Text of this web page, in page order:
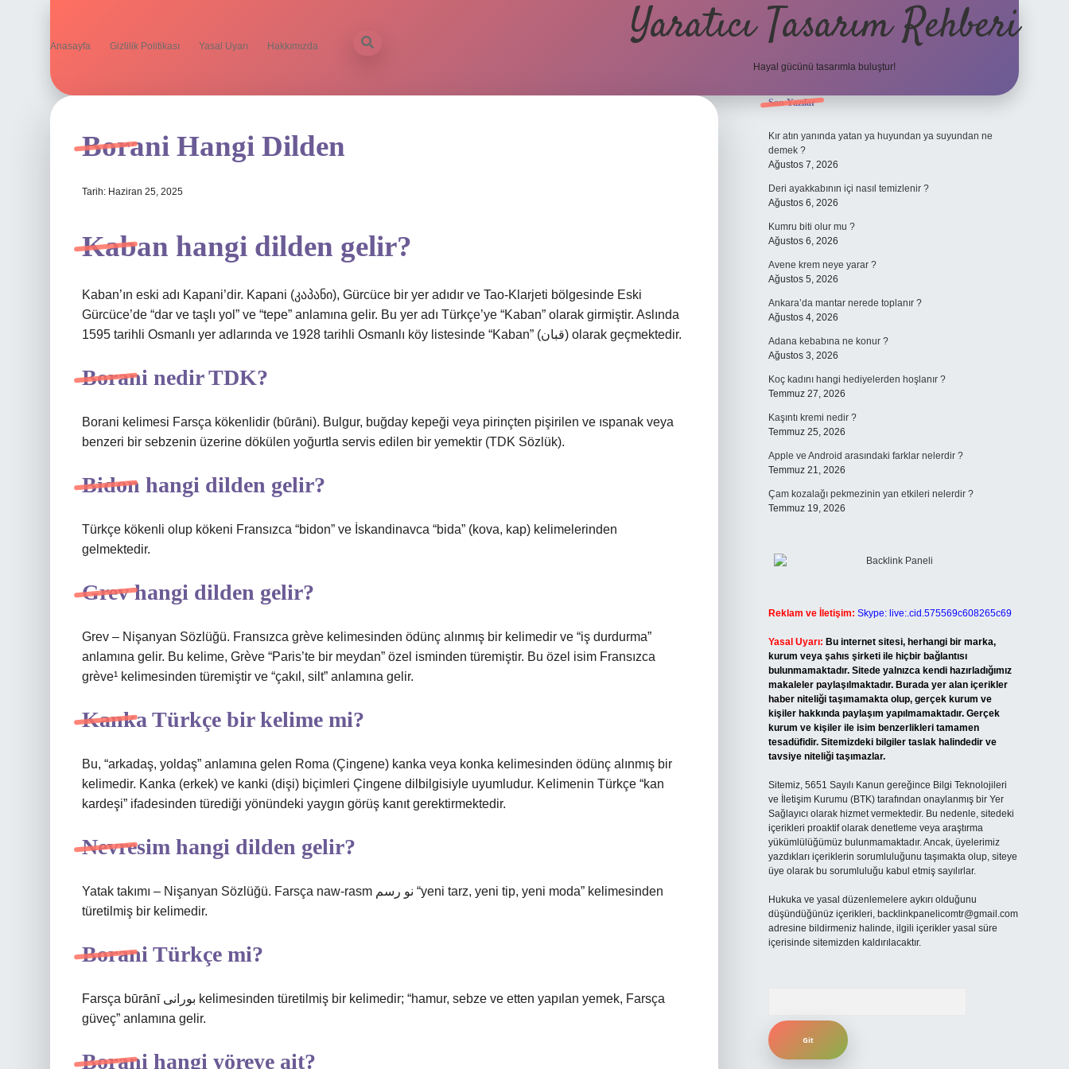
Anasayfa Gizlilik Politikası Yasal Uyarı Hakkımızda Yaratıcı Tasarım Rehberi
Hayal gücünü tasarımla buluştur!
Borani Hangi Dilden
Tarih: Haziran 25, 2025
Kaban hangi dilden gelir?
Kaban’ın eski adı Kapani’dir. Kapani (კაპანი), Gürcüce bir yer adıdır ve Tao-Klarjeti bölgesinde Eski
Gürcüce’de “dar ve taşlı yol” ve “tepe” anlamına gelir. Bu yer adı Türkçe’ye “Kaban” olarak girmiştir. Aslında
1595 tarihli Osmanlı yer adlarında ve 1928 tarihli Osmanlı köy listesinde “Kaban” (قبان) olarak geçmektedir.
Borani nedir TDK?
Borani kelimesi Farsça kökenlidir (būrāni). Bulgur, buğday kepeği veya pirinçten pişirilen ve ıspanak veya
benzeri bir sebzenin üzerine dökülen yoğurtla servis edilen bir yemektir (TDK Sözlük).
Bidon hangi dilden gelir?
Türkçe kökenli olup kökeni Fransızca “bidon” ve İskandinavca “bida” (kova, kap) kelimelerinden
gelmektedir.
Grev hangi dilden gelir?
Grev – Nişanyan Sözlüğü. Fransızca grève kelimesinden ödünç alınmış bir kelimedir ve “iş durdurma”
anlamına gelir. Bu kelime, Grève “Paris’te bir meydan” özel isminden türemiştir. Bu özel isim Fransızca
grève¹ kelimesinden türemiştir ve “çakıl, silt” anlamına gelir.
Kanka Türkçe bir kelime mi?
Bu, “arkadaş, yoldaş” anlamına gelen Roma (Çingene) kanka veya konka kelimesinden ödünç alınmış bir
kelimedir. Kanka (erkek) ve kanki (dişi) biçimleri Çingene dilbilgisiyle uyumludur. Kelimenin Türkçe “kan
kardeşi” ifadesinden türediği yönündeki yaygın görüş kanıt gerektirmektedir.
Nevresim hangi dilden gelir?
Yatak takımı – Nişanyan Sözlüğü. Farsça naw-rasm نو رسم “yeni tarz, yeni tip, yeni moda” kelimesinden
türetilmiş bir kelimedir.
Borani Türkçe mi?
Farsça būrānī بورانی kelimesinden türetilmiş bir kelimedir; “hamur, sebze ve etten yapılan yemek, Farsça
güveç” anlamına gelir.
Borani hangi yöreye ait?
Sidebar
Son Yazılar
Kır atın yanında yatan ya huyundan ya suyundan ne
demek ?
Ağustos 7, 2026
Deri ayakkabının içi nasıl temizlenir ?
Ağustos 6, 2026
Kumru biti olur mu ?
Ağustos 6, 2026
Avene krem neye yarar ?
Ağustos 5, 2026
Ankara’da mantar nerede toplanır ?
Ağustos 4, 2026
Adana kebabına ne konur ?
Ağustos 3, 2026
Koç kadını hangi hediyelerden hoşlanır ?
Temmuz 27, 2026
Kaşıntı kremi nedir ?
Temmuz 25, 2026
Apple ve Android arasındaki farklar nelerdir ?
Temmuz 21, 2026
Çam kozalağı pekmezinin yan etkileri nelerdir ?
Temmuz 19, 2026
Reklam ve İletişim: Skype: live:.cid.575569c608265c69
Yasal Uyarı: Bu internet sitesi, herhangi bir marka,
kurum veya şahıs şirketi ile hiçbir bağlantısı
bulunmamaktadır. Sitede yalnızca kendi hazırladığımız
makaleler paylaşılmaktadır. Burada yer alan içerikler
haber niteliği taşımamakta olup, gerçek kurum ve
kişiler hakkında paylaşım yapılmamaktadır. Gerçek
kurum ve kişiler ile isim benzerlikleri tamamen
tesadüfidir. Sitemizdeki bilgiler taslak halindedir ve
tavsiye niteliği taşımazlar.
Sitemiz, 5651 Sayılı Kanun gereğince Bilgi Teknolojileri
ve İletişim Kurumu (BTK) tarafından onaylanmış bir Yer
Sağlayıcı olarak hizmet vermektedir. Bu nedenle, sitedeki
içerikleri proaktif olarak denetleme veya araştırma
yükümlülüğümüz bulunmamaktadır. Ancak, üyelerimiz
yazdıkları içeriklerin sorumluluğunu taşımakta olup, siteye
üye olarak bu sorumluluğu kabul etmiş sayılırlar.
Hukuka ve yasal düzenlemelere aykırı olduğunu
düşündüğünüz içerikleri, backlinkpanelicomtr@gmail.com
adresine bildirmeniz halinde, ilgili içerikler yasal süre
içerisinde sitemizden kaldırılacaktır.